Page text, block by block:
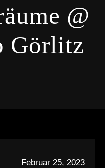
@
Görlitz
Februar 25, 2023